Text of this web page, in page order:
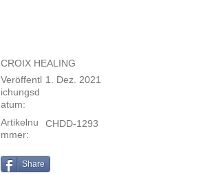
CROIX HEALING
1. Dez. 2021
Veröffentl
ichungsd
atum:
Artikelnu
mmer:
CHDD-1293
Share